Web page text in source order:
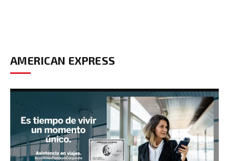
AMERICAN EXPRESS